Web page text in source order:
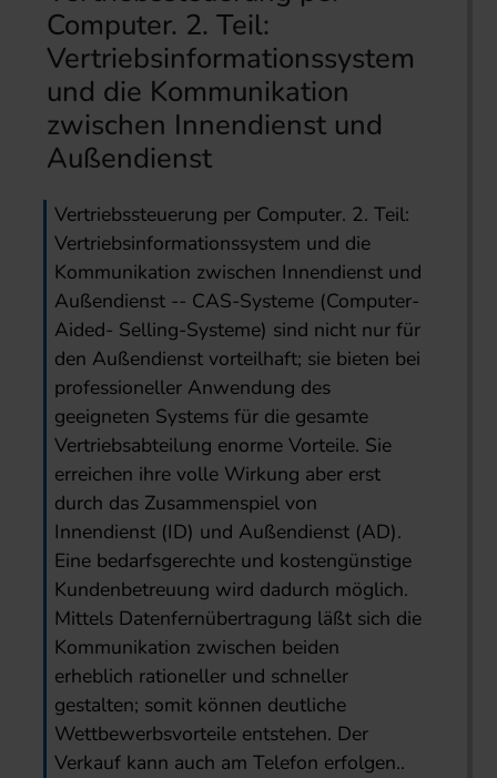
Computer. 2. Teil:
Vertriebsinformationssystem
und die Kommunikation
zwischen Innendienst und
Außendienst
Vertriebssteuerung per Computer. 2. Teil:
Vertriebsinformationssystem und die
Kommunikation zwischen Innendienst und
Außendienst -- CAS-Systeme (Computer-
Aided- Selling-Systeme) sind nicht nur für
den Außendienst vorteilhaft; sie bieten bei
professioneller Anwendung des
geeigneten Systems für die gesamte
Vertriebsabteilung enorme Vorteile. Sie
erreichen ihre volle Wirkung aber erst
durch das Zusammenspiel von
Innendienst (ID) und Außendienst (AD).
Eine bedarfsgerechte und kostengünstige
Kundenbetreuung wird dadurch möglich.
Mittels Datenfernübertragung läßt sich die
Kommunikation zwischen beiden
erheblich rationeller und schneller
gestalten; somit können deutliche
Wettbewerbsvorteile entstehen. Der
Verkauf kann auch am Telefon erfolgen..